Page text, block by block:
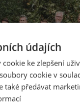
údajích
ke zlepšení
cookie v
také předávat